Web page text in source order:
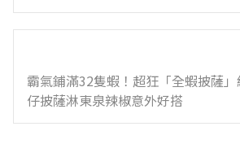
霸氣鋪滿32隻蝦！超狂「全蝦披薩
仔披薩淋東泉辣椒意外好搭